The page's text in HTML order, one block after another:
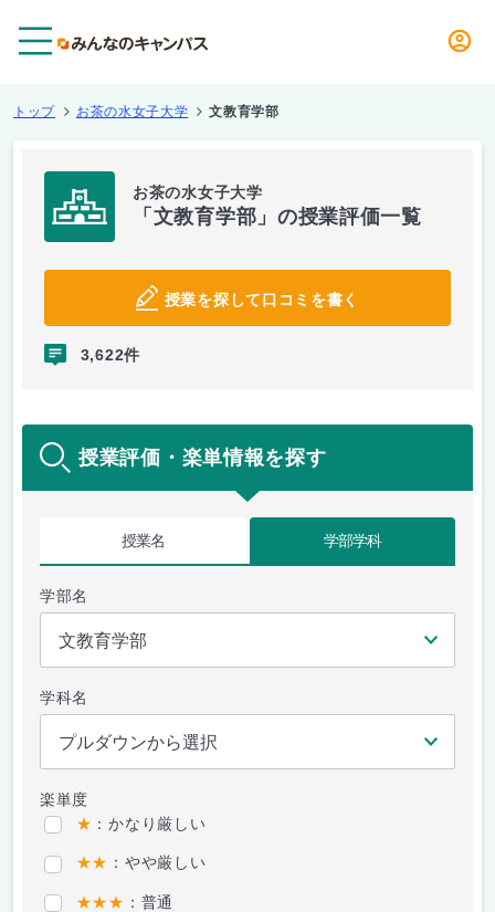
トップ お茶の水女子大学 文教育学部
お茶の水女子大学
「文教育学部」の授業評価一覧
授業を探して口コミを書く
3,622件
授業評価・楽単情報を探す
授業名 学部学科
学部名
学科名
楽単度
★ ：かなり厳しい
★★ ：やや厳しい
★★★ ：普通